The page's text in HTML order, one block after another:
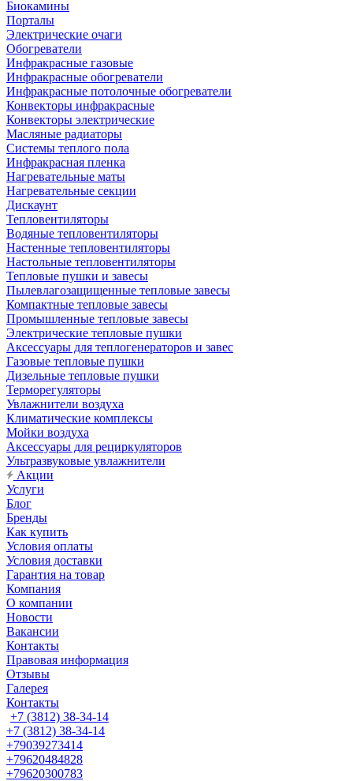
Биокамины
Порталы
Электрические очаги
Обогреватели
Инфракрасные газовые
Инфракрасные обогреватели
Инфракрасные потолочные обогреватели
Конвекторы инфракрасные
Конвекторы электрические
Масляные радиаторы
Системы теплого пола
Инфракрасная пленка
Нагревательные маты
Нагревательные секции
Дискаунт
Тепловентиляторы
Водяные тепловентиляторы
Настенные тепловентиляторы
Настольные тепловентиляторы
Тепловые пушки и завесы
Пылевлагозащищенные тепловые завесы
Компактные тепловые завесы
Промышленные тепловые завесы
Электрические тепловые пушки
Аксессуары для теплогенераторов и завес
Газовые тепловые пушки
Дизельные тепловые пушки
Терморегуляторы
Увлажнители воздуха
Климатические комплексы
Мойки воздуха
Аксессуары для рециркуляторов
Ультразвуковые увлажнители
Акции
Услуги
Блог
Бренды
Как купить
Условия оплаты
Условия доставки
Гарантия на товар
Компания
О компании
Новости
Вакансии
Контакты
Правовая информация
Отзывы
Галерея
Контакты
+7 (3812) 38-34-14
+7 (3812) 38-34-14
+79039273414
+79620484828
+79620300783